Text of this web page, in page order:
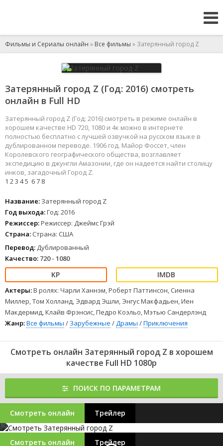
Фильмы и Сериалы онлайн » Все фильмы » Затерянный город Z
Затерянный город Z (Год: 2016) смотреть
онлайн в Full HD
Затерянный город Z (Год: 2016) смотреть в режиме онлайн в
хорошем качестве HD 720, 1080 и 4к можно в интернете
полностью бесплатно с лучшей озвучкой на русском языке в
дублированном переводе. 1906 год. Майор Фоссет, член
Королевского географического общества, возглавляет
экспедицию в джунгли Амазонии, где он надеется найти столицу
инков, загадочный Город Z.
1 23 45 67 8
Название: Затерянный город Z
Год выхода:Год: 2016
Режиссер:Режиссер: Джеймс Грэй
Страна: Страна: США
Перевод: Дублированный
Качество: 720 - 1080
Актеры:В ролях: Чарли Ханнэм, Роберт Паттинсон, Сиенна
Миллер, Том Холланд, Эдвард Эшли, Энгус Макфадьен, Иен
Макдермид, Клайв Фрэнсис, Педро Коэльо, Мэтью Сандерлэнд
Жанр:Все фильмы / Зарубежные /Драмы /Приключения
Смотреть онлайн Затерянный город Z в хорошем
качестве Full HD 1080p
ПОИСК ПО ПАРАМЕТРАМ
Смотреть онлайн Трейлер
Смотреть онлайн Трейлер